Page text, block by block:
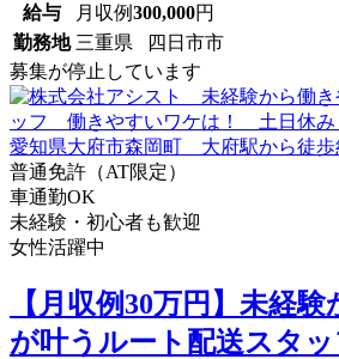
給与 月収例300,000円
勤務地 三重県 四日市市
募集が停止しています
普通免許（AT限定）
車通勤OK
未経験・初心者も歓迎
女性活躍中
【月収例30万円】未経
が叶うルート配送スタ